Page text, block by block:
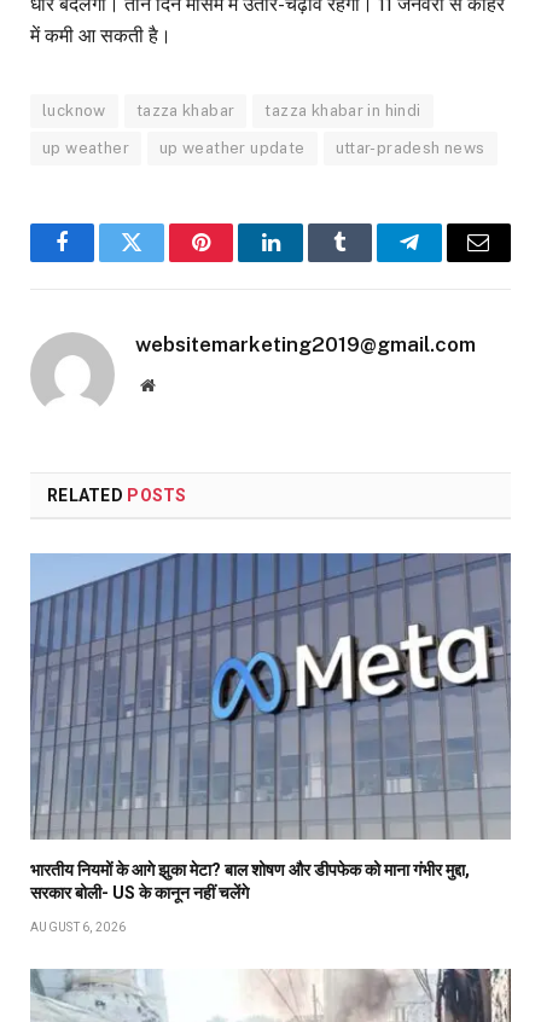
में कमी आ सकती है।
lucknow tazza khabar tazza khabar in hindi
up weather up weather update uttar-pradesh news
FacebookTwitter PinterestLinkedInTumblr TelegramEmail
websitemarketing2019@gmail.com
Website
RELATED POSTS
भारतीय नियमों के आगे झुका मेटा? बाल शोषण और डीपफेक को माना गंभीर मुद्दा,
सरकार बोली- US के कानून नहीं चलेंगे
AUGUST 6, 2026